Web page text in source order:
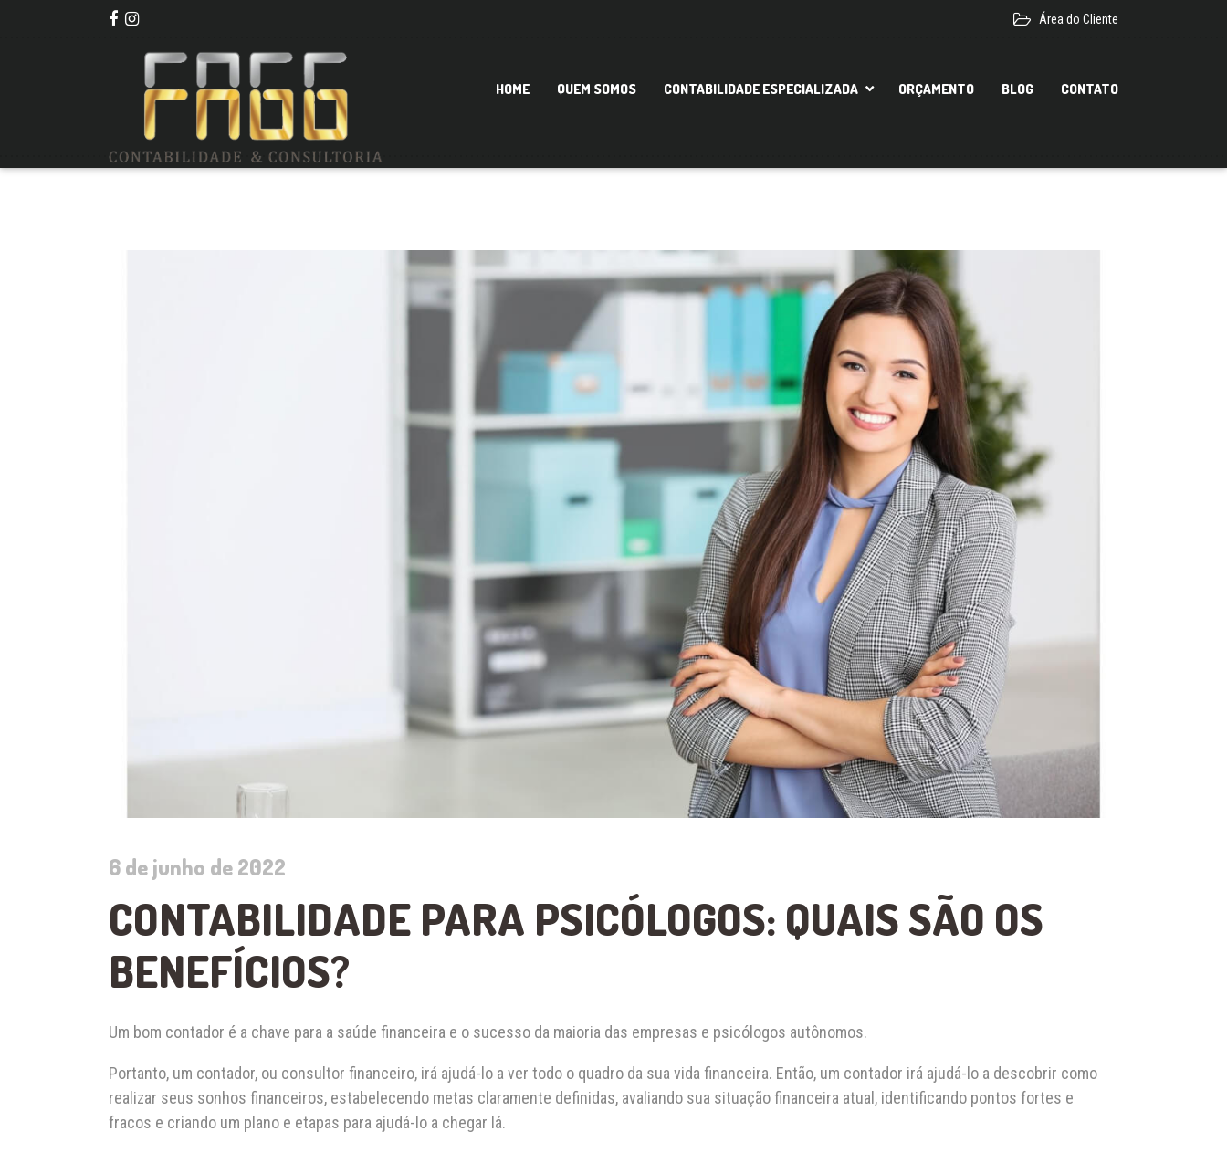
Área do Cliente
HOME QUEM SOMOS CONTABILIDADE ESPECIALIZADA ORÇAMENTO BLOG CONTATO
6 de junho de 2022
CONTABILIDADE PARA PSICÓLOGOS: QUAIS SÃO OS
BENEFÍCIOS?
Um bom contador é a chave para a saúde financeira e o sucesso da maioria das empresas e psicólogos autônomos.
Portanto, um contador, ou consultor financeiro, irá ajudá-lo a ver todo o quadro da sua vida financeira. Então, um contador irá ajudá-lo a descobrir como
realizar seus sonhos financeiros, estabelecendo metas claramente definidas, avaliando sua situação financeira atual, identificando pontos fortes e
fracos e criando um plano e etapas para ajudá-lo a chegar lá.